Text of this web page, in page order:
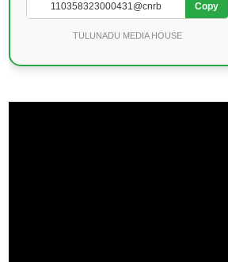
Copy
TULUNADU MEDIA HOUSE